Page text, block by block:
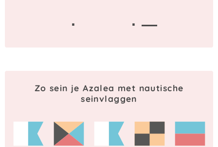
·
· —
Zo sein je Azalea met nautische
seinvlaggen